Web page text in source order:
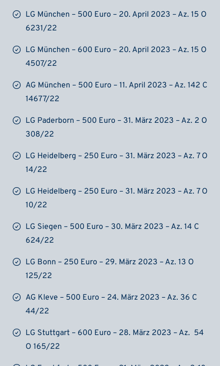
LG München – 500 Euro – 20. April 2023 – Az. 15 O
6231/22
LG München – 600 Euro – 20. April 2023 – Az. 15 O
4507/22
AG München – 500 Euro – 11. April 2023 – Az. 142 C
14677/22
LG Paderborn – 500 Euro – 31. März 2023 – Az. 2 O
308/22
LG Heidelberg – 250 Euro – 31. März 2023 – Az. 7 O
14/22
LG Heidelberg – 250 Euro – 31. März 2023 – Az. 7 O
10/22
LG Siegen – 500 Euro – 30. März 2023 – Az. 14 C
624/22
LG Bonn – 250 Euro – 29. März 2023 – Az. 13 O
125/22
AG Kleve – 500 Euro – 24. März 2023 – Az. 36 C
44/22
LG Stuttgart – 600 Euro – 28. März 2023 – Az. 54
O 165/22